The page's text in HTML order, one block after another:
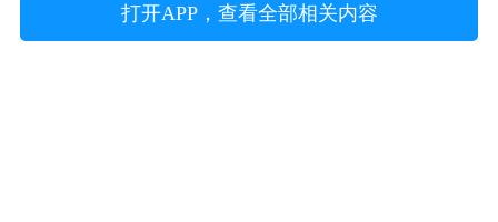
打开APP，查看全部相关内容